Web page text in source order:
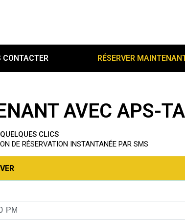
CONTACTER RÉSERVER
AVEC APS-
CLICS
DE RÉSERVATION INSTANTANÉE PAR SMS